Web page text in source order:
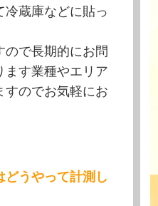
蔵庫などに貼っ
ので長期的にお問
ます業種やエリア
すのでお気軽にお
うやって計測し